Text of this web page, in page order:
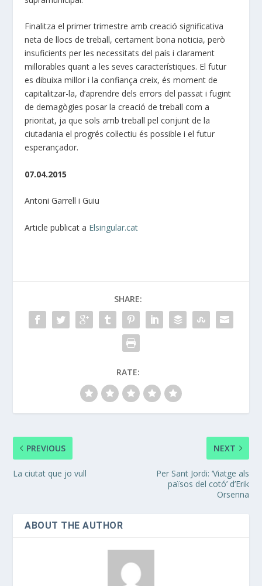
Finalitza el primer trimestre amb creació significativa
neta de llocs de treball, certament bona noticia, però
insuficients per les necessitats del país i clarament
millorables quant a les seves característiques. El futur
es dibuixa millor i la confiança creix, és moment de
capitalitzar-la, d’aprendre dels errors del passat i fugint
de demagògies posar la creació de treball com a
prioritat, ja que sols amb treball pel conjunt de la
ciutadania el progrés col·lectiu és possible i el futur
esperançador.
07.04.2015
Antoni Garrell i Guiu
Article publicat a Elsingular.cat
SHARE:
RATE:
PREVIOUS
La ciutat que jo vull
NEXT
Per Sant Jordi: ‘Viatge als
països del cotó’ d’Erik
Orsenna
ABOUT THE AUTHOR